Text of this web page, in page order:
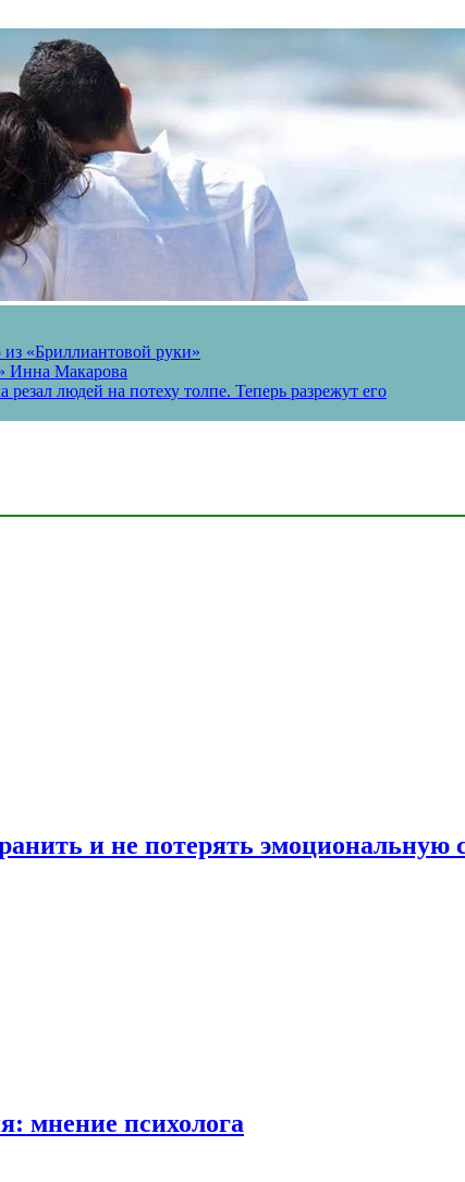
«Бриллиантовой руки»
Инна Макарова
людей на потеху толпе. Теперь разрежут его
и не потерять
мнение психолога